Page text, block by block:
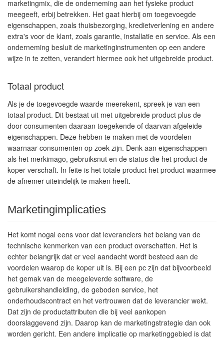
marketingmix, die de onderneming aan het fysieke product
meegeeft, erbij betrekken. Het gaat hierbij om toegevoegde
eigenschappen, zoals thuisbezorging, kredietverlening en andere
extra's voor de klant, zoals garantie, installatie en service. Als een
onderneming besluit de marketinginstrumenten op een andere
wijze in te zetten, verandert hiermee ook het uitgebreide product.
Totaal product
Als je de toegevoegde waarde meerekent, spreek je van een
totaal product. Dit bestaat uit met uitgebreide product plus de
door consumenten daaraan toegekende of daarvan afgeleide
eigenschappen. Deze hebben te maken met de voordelen
waarnaar consumenten op zoek zijn. Denk aan eigenschappen
als het merkimago, gebruiksnut en de status die het product de
koper verschaft. In feite is het totale product het product waarmee
de afnemer uiteindelijk te maken heeft.
Marketingimplicaties
Het komt nogal eens voor dat leveranciers het belang van de
technische kenmerken van een product overschatten. Het is
echter belangrijk dat er veel aandacht wordt besteed aan de
voordelen waarop de koper uit is. Bij een pc zijn dat bijvoorbeeld
het gemak van de meegeleverde software, de
gebruikershandleiding, de geboden service, het
onderhoudscontract en het vertrouwen dat de leverancier wekt.
Dat zijn de productattributen die bij veel aankopen
doorslaggevend zijn. Daarop kan de marketingstrategie dan ook
worden gericht. Een andere implicatie op marketinggebied is dat